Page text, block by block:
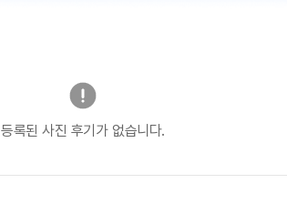
등록된 사진 후기가 없습니다.